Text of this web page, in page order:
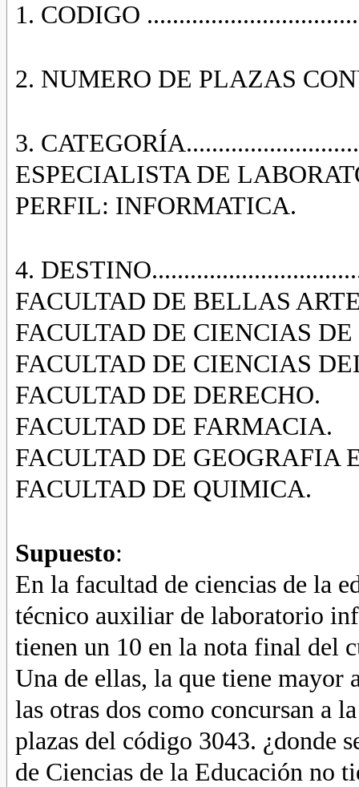
1. CODIGO
2. NUMERO DE PLAZAS
3.
ESPECIALISTA DE
PERFIL: INFORMATICA.
4.
FACULTAD DE BELLAS
FACULTAD DE CIENCIAS
FACULTAD DE CIENCIAS
FACULTAD DE DERECHO.
FACULTAD DE FARMACIA.
FACULTAD DE GEOGRAFIA
FACULTAD DE QUIMICA.
Supuesto:
En la facultad de ciencias de la
técnico auxiliar de laboratorio
tienen un 10 en la nota final del
Una de ellas, la que tiene mayor
las otras dos como concursan a
plazas del código 3043. ¿donde
de Ciencias de la Educación no